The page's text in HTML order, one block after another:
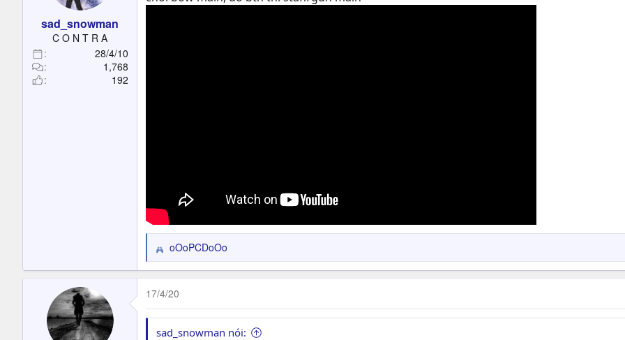
sad_snowman
C O N T R A
28/4/10
1,768
192
R
e
a
c
t
i
o
oOoPCDoOo
17/4/20
sad_snowman nói: